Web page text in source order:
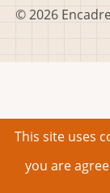
© 2026
This site uses
you are